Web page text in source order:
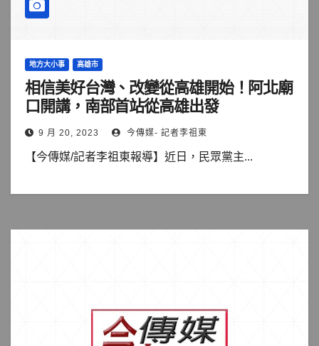
地方大小事 高雄市
相信美好台灣、改變從高雄開始！阿北廟
口開講，南部首站從高雄出發
9 月 20, 2023 今傳媒- 記者李祖東
【今傳媒/記者李祖東報導】近日，民眾黨主...